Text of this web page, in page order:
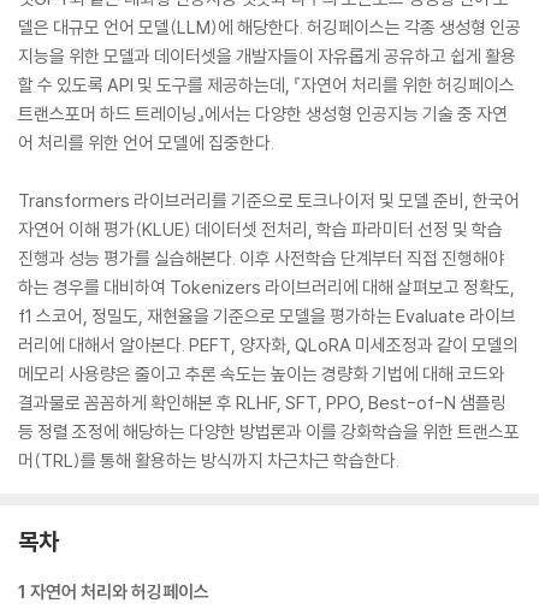
델은 대규모 언어 모델(LLM)에 해당한다. 허깅페이스는 각종 생성형 인공
지능을 위한 모델과 데이터셋을 개발자들이 자유롭게 공유하고 쉽게 활용
할 수 있도록 API 및 도구를 제공하는데, 『자연어 처리를 위한 허깅페이스
트랜스포머 하드 트레이닝』에서는 다양한 생성형 인공지능 기술 중 자연
어 처리를 위한 언어 모델에 집중한다.
Transformers 라이브러리를 기준으로 토크나이저 및 모델 준비, 한국어
자연어 이해 평가(KLUE) 데이터셋 전처리, 학습 파라미터 선정 및 학습
진행과 성능 평가를 실습해본다. 이후 사전학습 단계부터 직접 진행해야
하는 경우를 대비하여 Tokenizers 라이브러리에 대해 살펴보고 정확도,
f1 스코어, 정밀도, 재현율을 기준으로 모델을 평가하는 Evaluate 라이브
러리에 대해서 알아본다. PEFT, 양자화, QLoRA 미세조정과 같이 모델의
메모리 사용량은 줄이고 추론 속도는 높이는 경량화 기법에 대해 코드와
결과물로 꼼꼼하게 확인해본 후 RLHF, SFT, PPO, Best-of-N 샘플링
등 정렬 조정에 해당하는 다양한 방법론과 이를 강화학습을 위한 트랜스포
머(TRL)를 통해 활용하는 방식까지 차근차근 학습한다.
목차
1 자연어 처리와 허깅페이스